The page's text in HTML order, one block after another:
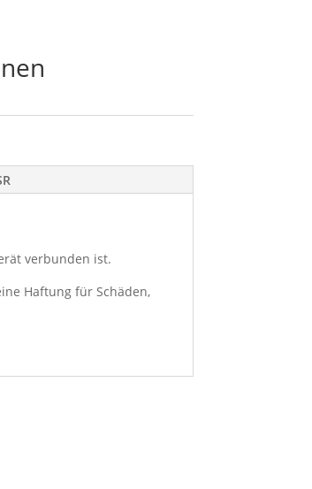
verbunden ist.
Haftung für Schäden,